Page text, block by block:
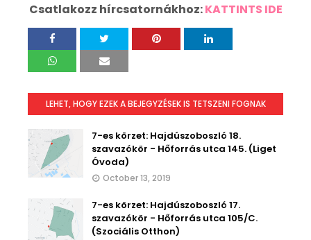
Csatlakozz hírcsatornákhoz:KATTINTS IDE
LEHET, HOGY EZEK A BEJEGYZÉSEK IS TETSZENI FOGNAK
7-es körzet: Hajdúszoboszló 18.
szavazókör - Hőforrás utca 145. (Liget
Óvoda)
October 13, 2019
7-es körzet: Hajdúszoboszló 17.
szavazókör - Hőforrás utca 105/C.
(Szociális Otthon)